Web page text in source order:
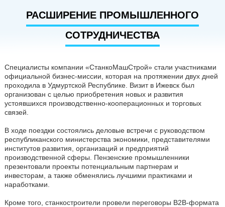
РАСШИРЕНИЕ ПРОМЫШЛЕННОГО
СОТРУДНИЧЕСТВА
Специалисты компании «СтанкоМашСтрой» стали участниками
официальной бизнес-миссии, которая на протяжении двух дней
проходила в Удмуртской Республике. Визит в Ижевск был
организован с целью приобретения новых и развития
устоявшихся производственно-кооперационных и торговых
связей.
В ходе поездки состоялись деловые встречи с руководством
республиканского министерства экономики, представителями
институтов развития, организаций и предприятий
производственной сферы. Пензенские промышленники
презентовали проекты потенциальным партнерам и
инвесторам, а также обменялись лучшими практиками и
наработками.
Кроме того, станкостроители провели переговоры B2B-формата